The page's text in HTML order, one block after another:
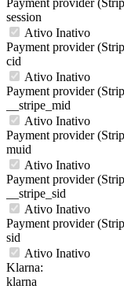
session
Ativo Inativo
Payment provider
cid
Ativo Inativo
Payment provider
__stripe_mid
Ativo Inativo
Payment provider
muid
Ativo Inativo
Payment provider
__stripe_sid
Ativo Inativo
Payment provider
sid
Ativo Inativo
Klarna:
klarna